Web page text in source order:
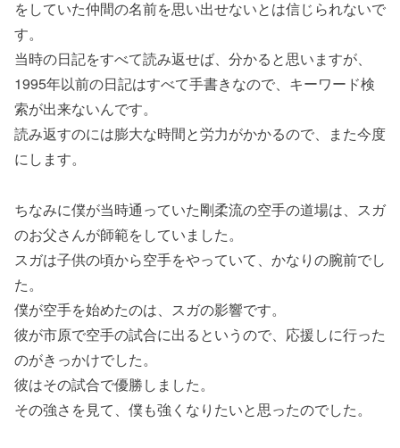
をしていた仲間の名前を思い出せないとは信じられないで
す。
当時の日記をすべて読み返せば、分かると思いますが、
1995年以前の日記はすべて手書きなので、キーワード検
索が出来ないんです。
読み返すのには膨大な時間と労力がかかるので、また今度
にします。
ちなみに僕が当時通っていた剛柔流の空手の道場は、スガ
のお父さんが師範をしていました。
スガは子供の頃から空手をやっていて、かなりの腕前でし
た。
僕が空手を始めたのは、スガの影響です。
彼が市原で空手の試合に出るというので、応援しに行った
のがきっかけでした。
彼はその試合で優勝しました。
その強さを見て、僕も強くなりたいと思ったのでした。